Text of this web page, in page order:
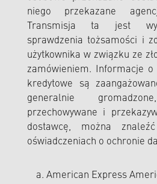
niego przekazane
Transmisja ta jest
sprawdzenia tożsamości i
użytkownika w związku ze
zamówieniem. Informacje
kredytowe są
generalnie
przechowywane i
dostawcę, można
oświadczeniach o ochronie
American Express